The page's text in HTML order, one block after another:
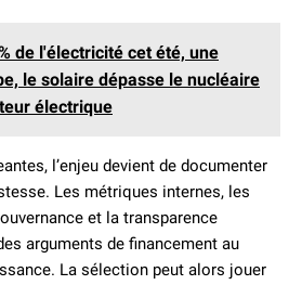
de l'électricité cet été, une
le solaire dépasse le nucléaire
électrique
l’enjeu devient de documenter
Les métriques internes, les
et la transparence
arguments de financement au
La sélection peut alors jouer